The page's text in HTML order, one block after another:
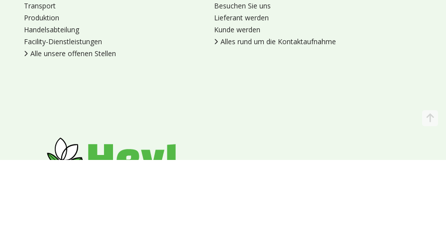
Transport
Produktion
Handelsabteilung
Facility-Dienstleistungen
Alle unsere offenen Stellen
Besuchen Sie uns
Lieferant werden
Kunde werden
Alles rund um die Kontaktaufnahme